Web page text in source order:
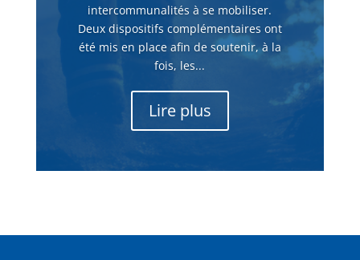
intercommunalités à se mobiliser.
Deux dispositifs complémentaires ont
été mis en place afin de soutenir, à la
fois, les...
Lire plus